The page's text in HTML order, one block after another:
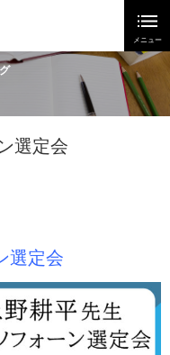
選定会
選定会